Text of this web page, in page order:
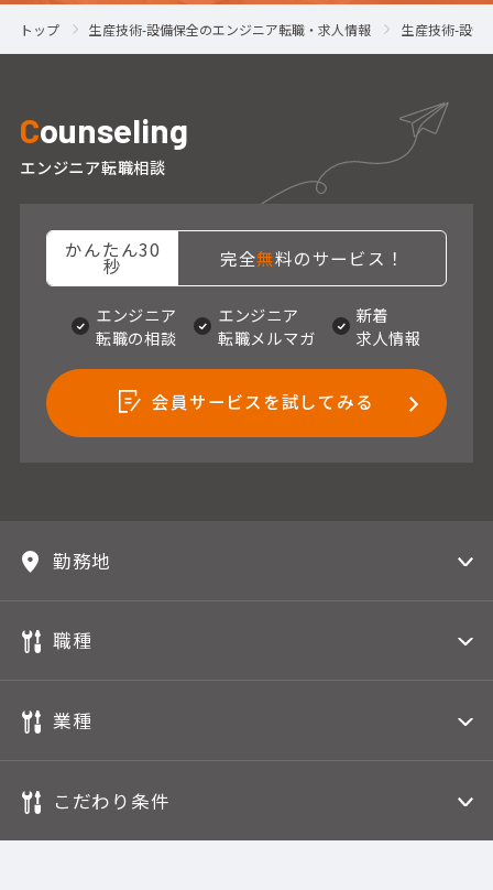
トップ 生産技術-設備保全のエンジニア転職・求人情報 生産技術-設備
Counseling
エンジニア転職相談
かんたん30
秒 完全無料のサービス！
エンジニア
転職の相談
エンジニア
転職メルマガ
新着
求人情報
会員サービスを試してみる
勤務地
職種
業種
こだわり条件